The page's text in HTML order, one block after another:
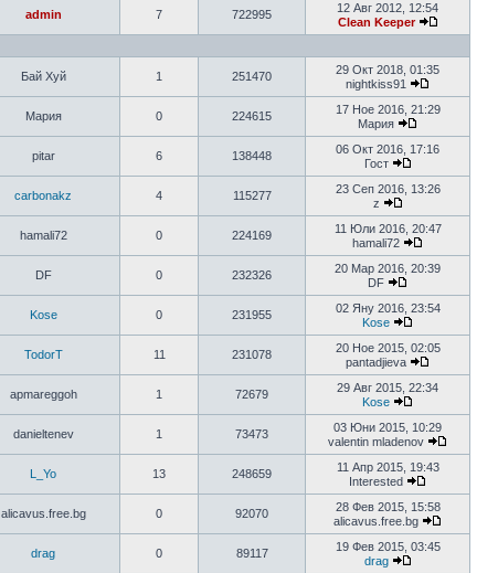
admin 7 722995
12 Авг 2012, 12:54
Clean Keeper
Бай Хуй 1 251470
29 Окт 2018, 01:35
nightkiss91
Мария 0 224615
17 Ное 2016, 21:29
Мария
pitar 6 138448
06 Окт 2016, 17:16
Гост
carbonakz 4 115277
23 Сеп 2016, 13:26
z
hamali72 0 224169
11 Юли 2016, 20:47
hamali72
DF 0 232326
20 Мар 2016, 20:39
DF
Kose 0 231955
02 Яну 2016, 23:54
Kose
TodorT 11 231078
20 Ное 2015, 02:05
pantadjieva
apmareggoh 1 72679
29 Авг 2015, 22:34
Kose
danieltenev 1 73473
03 Юни 2015, 10:29
valentin mladenov
L_Yo 13 248659
11 Апр 2015, 19:43
Interested
alicavus.free.bg 0 92070
28 Фев 2015, 15:58
alicavus.free.bg
drag 0 89117
19 Фев 2015, 03:45
drag